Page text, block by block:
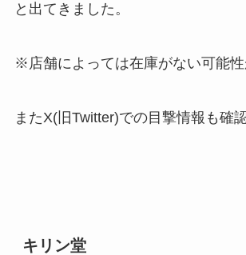
と出てきました。
※店舗によっては在庫がない可能性
またX(旧Twitter)での目撃情報も確
キリン堂